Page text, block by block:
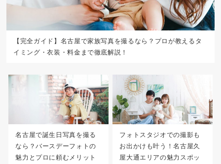
【完全ガイド】名古屋で家族写真を撮るなら？プロが教えるタ
イミング・衣装・料金まで徹底解説！
名古屋で誕生日写真を撮る
なら？バースデーフォトの
魅力とプロに頼むメリット
フォトスタジオでの撮影も
お出かけも叶う！名古屋久
屋大通エリアの魅力スポッ